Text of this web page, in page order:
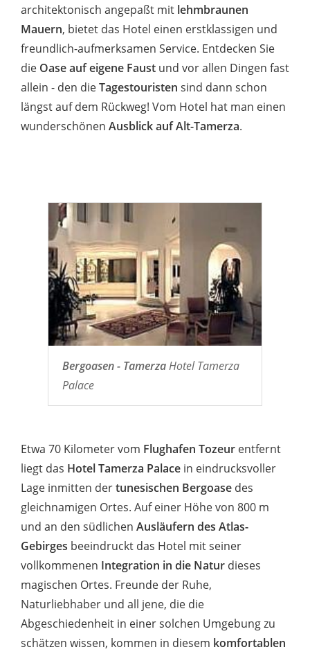
architektonisch angepaßt mit lehmbraunen
Mauern, bietet das Hotel einen erstklassigen und
freundlich-aufmerksamen Service. Entdecken Sie
die Oase auf eigene Faust und vor allen Dingen fast
allein - den dieTagestouristen sind dann schon
längst auf dem Rückweg! Vom Hotel hat man einen
wunderschönen Ausblick auf Alt-Tamerza.
Bergoasen - TamerzaHotel Tamerza
Palace
Etwa 70 Kilometer vom Flughafen Tozeur entfernt
liegt das Hotel Tamerza Palace in eindrucksvoller
Lage inmitten dertunesischen Bergoase des
gleichnamigen Ortes. Auf einer Höhe von 800 m
und an den südlichen Ausläufern des Atlas-
Gebirges beeindruckt das Hotel mit seiner
vollkommenen Integration in die Natur dieses
magischen Ortes. Freunde der Ruhe,
Naturliebhaber und all jene, die die
Abgeschiedenheit in einer solchen Umgebung zu
schätzen wissen, kommen in diesem komfortablen